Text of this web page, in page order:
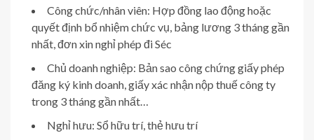
Công chức/nhân viên: Hợp đồng lao động hoặc
quyết định bổ nhiệm chức vụ, bảng lương 3 tháng gần
nhất, đơn xin nghỉ phép đi Séc
Chủ doanh nghiệp: Bản sao công chứng giấy phép
đăng ký kinh doanh, giấy xác nhận nộp thuế công ty
trong 3 tháng gần nhất…
Nghỉ hưu: Sổ hữu trí, thẻ hưu trí